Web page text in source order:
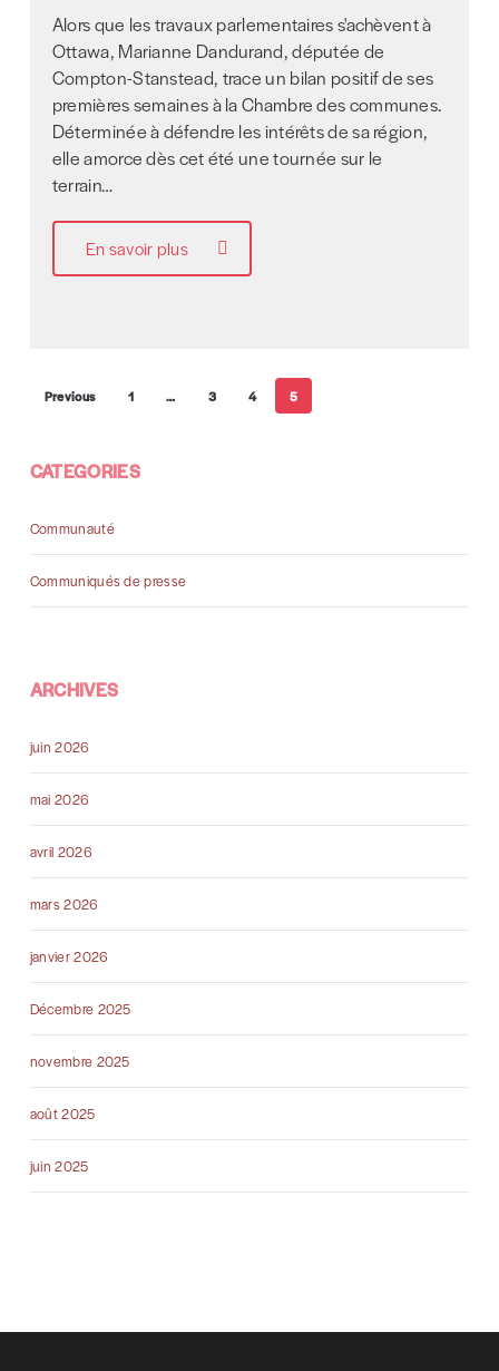
Alors que les travaux parlementaires s'achèvent à
Ottawa, Marianne Dandurand, députée de
Compton-Stanstead, trace un bilan positif de ses
premières semaines à la Chambre des communes.
Déterminée à défendre les intérêts de sa région,
elle amorce dès cet été une tournée sur le
terrain…
En savoir plus
Previous 1 … 3 4 5
CATEGORIES
Communauté
Communiqués de presse
ARCHIVES
juin 2026
mai 2026
avril 2026
mars 2026
janvier 2026
Décembre 2025
novembre 2025
août 2025
juin 2025